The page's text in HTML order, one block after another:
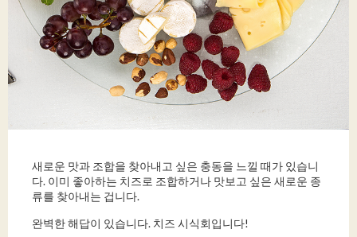
새로운 맛과 조합을 찾아내고 싶은 충동을 느낄 때가 있습니
다. 이미 좋아하는 치즈로 조합하거나 맛보고 싶은 새로운 종
류를 찾아내는 겁니다.
완벽한 해답이 있습니다. 치즈 시식회입니다!